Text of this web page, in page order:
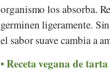
organismo los absorba.
germinen ligeramente.
el sabor suave cambia a
Receta vegana de